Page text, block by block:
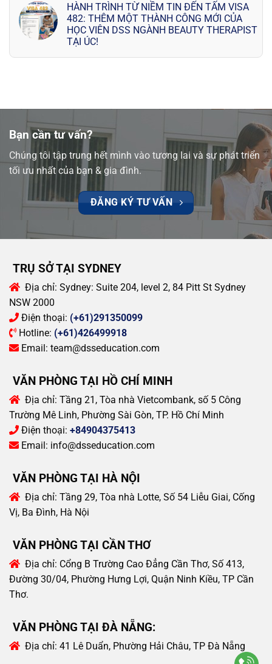
HÀNH TRÌNH TỪ NIỀM TIN ĐẾN TẤM VISA
482: THÊM MỘT THÀNH CÔNG MỚI CỦA
HỌC VIÊN DSS NGÀNH BEAUTY THERAPIST
TẠI ÚC!
Bạn cần tư vấn?
Chúng tôi tập trung hết mình vào tương lai và sự phát triển
tối ưu nhất của bạn & gia đình.
ĐĂNG KÝ TƯ VẤN
TRỤ SỞ TẠI SYDNEY
Địa chỉ: Sydney: Suite 204, level 2, 84 Pitt St Sydney
NSW 2000
Điện thoại: (+61)291350099
Hotline: (+61)426499918
Email: team@dsseducation.com
VĂN PHÒNG TẠI HỒ CHÍ MINH
Địa chỉ: Tầng 21, Tòa nhà Vietcombank, số 5 Công
Trường Mê Linh, Phường Sài Gòn, TP. Hồ Chí Minh
Điện thoại: +84904375413
Email: info@dsseducation.com
VĂN PHÒNG TẠI HÀ NỘI
Địa chỉ: Tầng 29, Tòa nhà Lotte, Số 54 Liễu Giai, Cống
Vị, Ba Đình, Hà Nội
VĂN PHÒNG TẠI CẦN THƠ
Địa chỉ: Cổng B Trường Cao Đẳng Cần Thơ, Số 413,
Đường 30/04, Phường Hưng Lợi, Quận Ninh Kiều, TP Cần
Thơ.
VĂN PHÒNG TẠI ĐÀ NẴNG:
Địa chỉ: 41 Lê Duẩn, Phường Hải Châu, TP Đà Nẵng